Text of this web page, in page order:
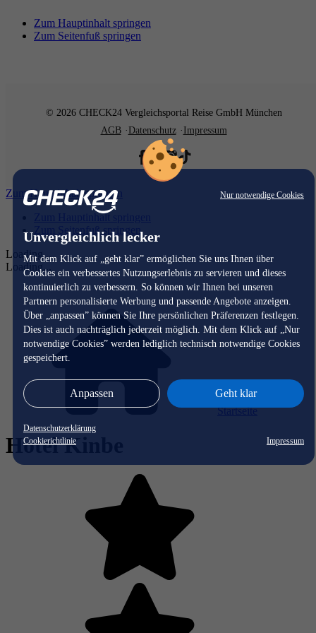
Nur notwendige Cookies
Unvergleichlich lecker
Mit dem Klick auf „geht klar” ermöglichen Sie uns Ihnen über
Cookies ein verbessertes Nutzungserlebnis zu servieren und dieses
kontinuierlich zu verbessern. So können wir Ihnen bei unseren
Partnern personalisierte Werbung und passende Angebote anzeigen.
Über „anpassen” können Sie Ihre persönlichen Präferenzen festlegen.
Dies ist auch nachträglich jederzeit möglich. Mit dem Klick auf „Nur
notwendige Cookies” werden lediglich technisch notwendige Cookies
gespeichert.
Anpassen Geht klar
Datenschutzerklärung
Cookierichtlinie
Impressum
Zum Hauptinhalt springen
Zum Seitenfuß springen
© 2026 CHECK24 Vergleichsportal Reise GmbH München
AGB
Datenschutz Impressum
Zum Hauptinhalt springen
Zum Hauptinhalt springen
Zum Seitenfuß springen
Loading...
Loading...
Startseite
Hotel Kinbe